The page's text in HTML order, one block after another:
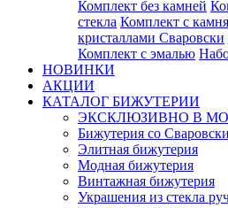
Комплект без камней
стекла Комплект с
кристаллами Сваровски
Комплект с эмалью
НОВИНКИ
АКЦИИ
КАТАЛОГ БИЖУТЕРИИ
ЭКСКЛЮЗИВНО В
Бижутерия со Сваровски
Элитная бижутерия
Модная бижутерия
Винтажная бижутерия
Украшения из стекла